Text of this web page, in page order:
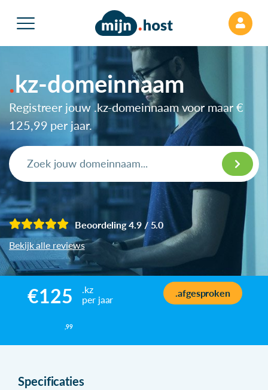
kz-domeinnaam
Registreer jouw .kz-domeinnaam voor maar €
125,99 per jaar.
Beoordeling 4.9 / 5.0
Bekijk alle reviews
€125
,99
.kz
per jaar
.afgesproken
Specificaties